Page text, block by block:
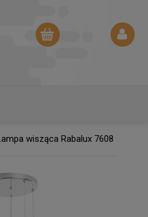
wisząca Rabalux 7608